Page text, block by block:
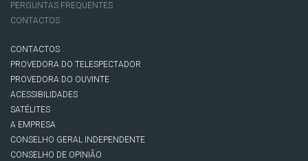
PERGUNTAS FREQUENTES
CONTACTOS
CONTACTOS
PROVEDORA DO TELESPECTADOR
PROVEDORA DO OUVINTE
ACESSIBILIDADES
SATÉLITES
A EMPRESA
CONSELHO GERAL INDEPENDENTE
CONSELHO DE OPINIÃO